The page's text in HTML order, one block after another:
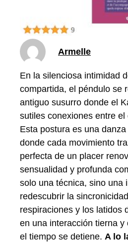
Armelle
En la silenciosa intimidad
compartida, el péndulo se
antiguo susurro donde el
sutiles conexiones entre el
Esta postura es una
donde cada movimiento
perfecta de un placer
sensualidad y profunda
solo una técnica, sino una
redescubrir la
respiraciones y los latidos
en una interacción tierna y
el tiempo se detiene. A lo